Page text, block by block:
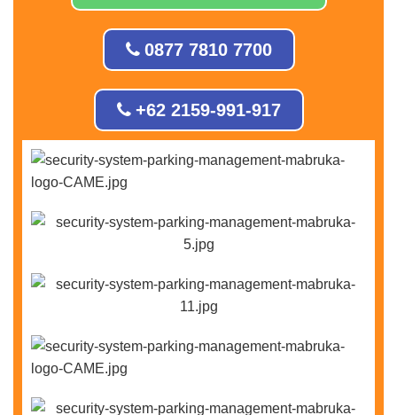
0877 7810 7700
+62 2159-991-917